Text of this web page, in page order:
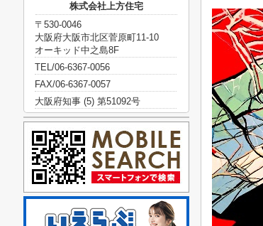
株式会社上方住宅
〒530-0046
大阪府大阪市北区菅原町11-10
オーキッド中之島8F
TEL/06-6367-0056
FAX/06-6367-0057
大阪府知事 (5) 第51092号